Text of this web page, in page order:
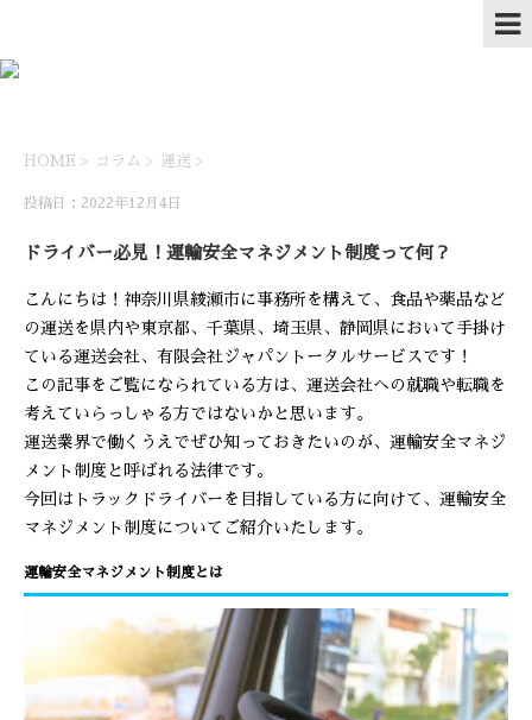
HOME > コラム > 運送 >
投稿日：2022年12月4日
ドライバー必見！運輸安全マネジメント制度って何？
こんにちは！神奈川県綾瀬市に事務所を構えて、食品や薬品など
の運送を県内や東京都、千葉県、埼玉県、静岡県において手掛け
ている運送会社、有限会社ジャパントータルサービスです！
この記事をご覧になられている方は、運送会社への就職や転職を
考えていらっしゃる方ではないかと思います。
運送業界で働くうえでぜひ知っておきたいのが、運輸安全マネジ
メント制度と呼ばれる法律です。
今回はトラックドライバーを目指している方に向けて、運輸安全
マネジメント制度についてご紹介いたします。
運輸安全マネジメント制度とは